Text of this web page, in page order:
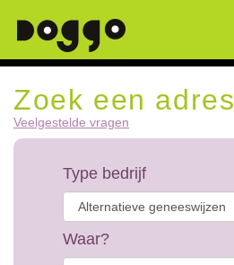
Zoek een adres
Veelgestelde vragen
Type bedrijf
Waar?